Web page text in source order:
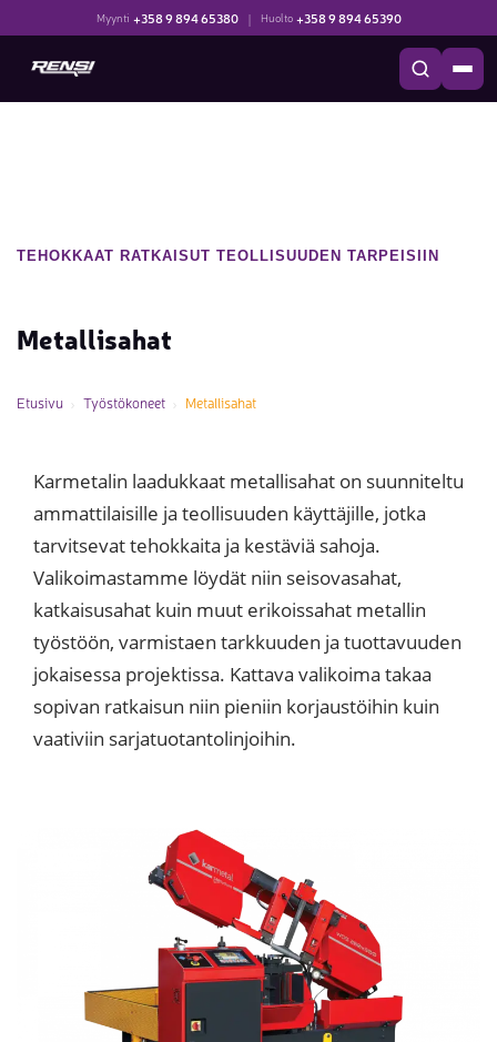
Myynti +358 9 894 65380 | Huolto +358 9 894 65390
TEHOKKAAT RATKAISUT TEOLLISUUDEN TARPEISIIN
Metallisahat
Etusivu Työstökoneet Metallisahat
Karmetalin laadukkaat metallisahat on suunniteltu
ammattilaisille ja teollisuuden käyttäjille, jotka
tarvitsevat tehokkaita ja kestäviä sahoja.
Valikoimastamme löydät niin seisovasahat,
katkaisusahat kuin muut erikoissahat metallin
työstöön, varmistaen tarkkuuden ja tuottavuuden
jokaisessa projektissa. Kattava valikoima takaa
sopivan ratkaisun niin pieniin korjaustöihin kuin
vaativiin sarjatuotantolinjoihin.